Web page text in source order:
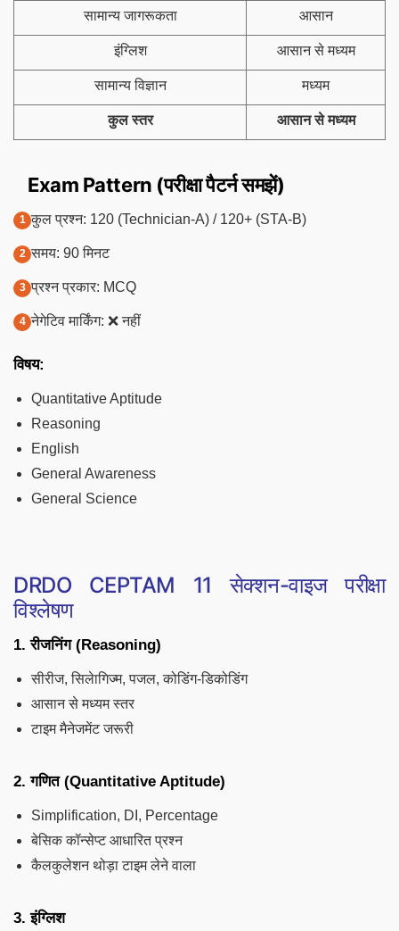
सामान्य जागरूकता आसान
इंग्लिश आसान से मध्यम
सामान्य विज्ञान मध्यम
कुल स्तर आसान से मध्यम
Exam Pattern (परीक्षा पैटर्न समझें)
कुल प्रश्न: 120 (Technician-A) / 120+ (STA-B)
समय: 90 मिनट
प्रश्न प्रकार: MCQ
नेगेटिव मार्किंग: ❌ नहीं
विषय:
Quantitative Aptitude
Reasoning
English
General Awareness
General Science
DRDO CEPTAM 11 सेक्शन-वाइज परीक्षा
विश्लेषण
1. रीजनिंग (Reasoning)
सीरीज, सिलेागिज्म, पजल, कोडिंग-डिकोडिंग
आसान से मध्यम स्तर
टाइम मैनेजमेंट जरूरी
2. गणित (Quantitative Aptitude)
Simplification, DI, Percentage
बेसिक कॉन्सेप्ट आधारित प्रश्न
कैलकुलेशन थोड़ा टाइम लेने वाला
3. इंग्लिश